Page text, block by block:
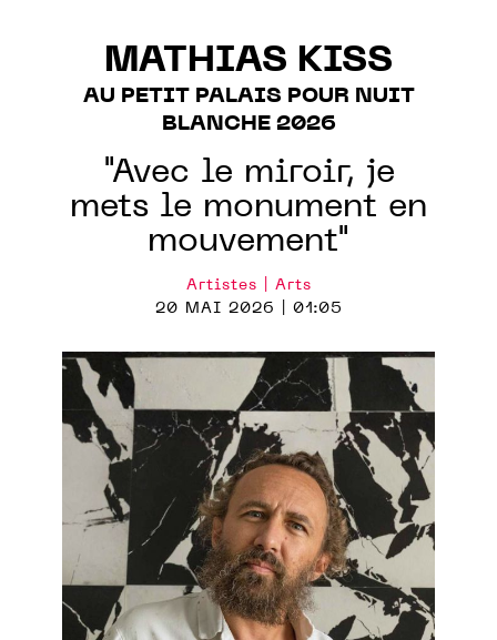
MATHIAS KISS
AU PETIT PALAIS POUR NUIT
BLANCHE 2026
"Avec le miroir, je
mets le monument en
mouvement"
Artistes | Arts
20 MAI 2026 | 01:05